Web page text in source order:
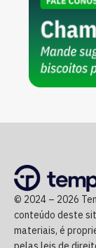
© 2024 – 2026
conteúdo deste
materiais, é